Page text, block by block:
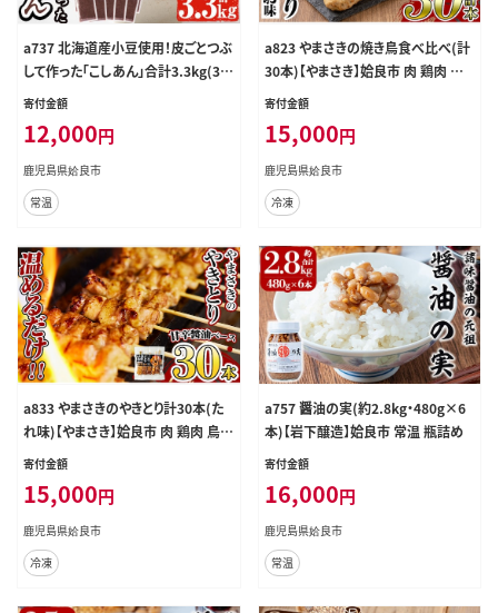
a737 北海道産小豆使用！皮ごとつぶ
して作った「こしあん」合計3.3kg(30
0g×11袋入り)【蒲生農産加工】姶良
寄付金額
12,000円
鹿児島県姶良市
常温
a823 やまさきの焼き鳥食べ比べ(計
30本)【やまさき】姶良市 肉 鶏肉 鳥
肉 焼鳥 たれ タレ 塩 しお もも 皮 と
豚 砂ずり 食べ比べ 冷凍 小分け パッ
ク 加工品 調理済 総菜 おかず バー
ベキュー
寄付金額
15,000円
鹿児島県姶良市
冷凍
a833 やまさきのやきとり計30本(た
れ味)【やまさき】姶良市 肉 鶏肉 鳥肉
焼鳥 たれ タレ もも 皮 とり皮 ぼんじ
け パック 加工品 調理済 総菜 おか
ず バーベキュー
寄付金額
15,000円
鹿児島県姶良市
冷凍
a757 醤油の実(約2.8kg・480g×6
本)【岩下醸造】姶良市 常温 瓶詰め
寄付金額
16,000円
鹿児島県姶良市
常温